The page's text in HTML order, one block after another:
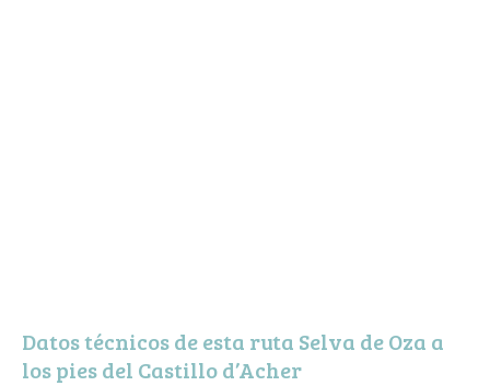
Datos técnicos de esta ruta Selva de Oza a
los pies del Castillo d’Acher